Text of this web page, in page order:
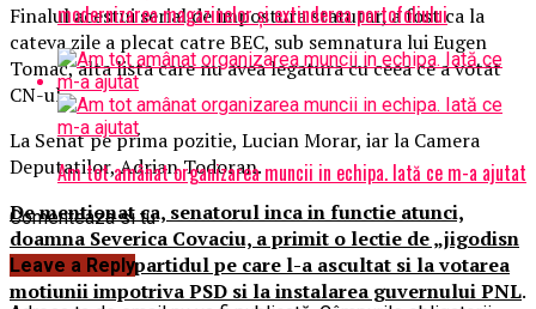
Finalul acestui serial de impostura statutar, a fost ca la
cateva zile a plecat catre BEC, sub semnatura lui Eugen
Tomac, alta lista care nu avea legatura cu ceea ce a votat
CN-ul.
La Senat pe prima pozitie, Lucian Morar, iar la Camera
Deputatilor, Adrian Todoran.
De mentionat ca, senatorul inca in functie atunci,
doamna Severica Covaciu, a primit o lectie de „jigodisn
politic” de la partidul pe care l-a ascultat si la votarea
motiunii impotriva PSD si la instalarea guvernului PNL.
modernizarea magazinelor și extinderea portofoliului
Am tot amânat organizarea muncii in echipa. Iată ce m-a ajutat
Comenteaza si tu
Leave a Reply